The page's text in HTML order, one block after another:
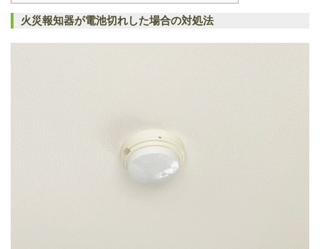
火災報知器が電池切れした場合の対処法